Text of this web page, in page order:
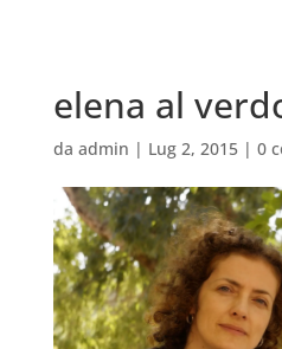
elena al
da admin | Lug 2, 2015| 0